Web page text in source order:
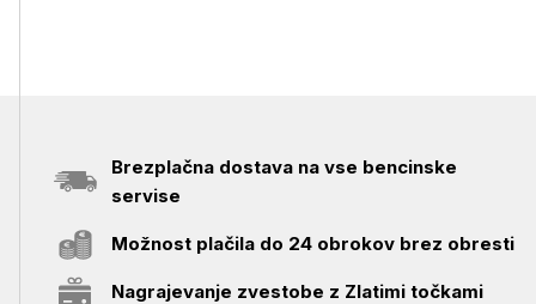
Brezplačna dostava na vse bencinske
servise
Možnost plačila do 24 obrokov brez obresti
Nagrajevanje zvestobe z Zlatimi točkami